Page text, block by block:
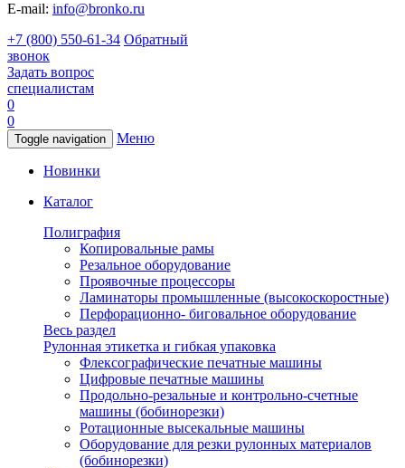
E-mail: info@bronko.ru
+7 (800) 550-61-34 Обратный
звонок
Задать вопрос
специалистам
0
0
Toggle navigation Меню
Новинки
Каталог
Полиграфия
Копировальные рамы
Резальное оборудование
Проявочные процессоры
Ламинаторы промышленные (высокоскоростные)
Перфорационно- биговальное оборудование
Весь раздел
Рулонная этикетка и гибкая упаковка
Флексографические печатные машины
Цифровые печатные машины
Продольно-резальные и контрольно-счетные
машины (бобинорезки)
Ротационные высекальные машины
Оборудование для резки рулонных материалов
(бобинорезки)